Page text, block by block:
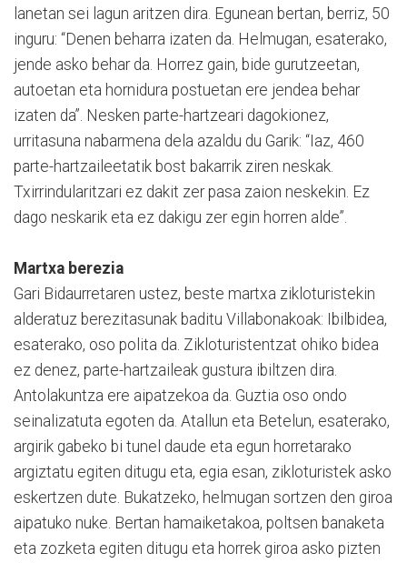
lanetan sei lagun aritzen dira. Egunean bertan, berriz, 50
inguru: “Denen beharra izaten da. Helmugan, esaterako,
jende asko behar da. Horrez gain, bide gurutzeetan,
autoetan eta hornidura postuetan ere jendea behar
izaten da”. Nesken parte-hartzeari dagokionez,
urritasuna nabarmena dela azaldu du Garik: “Iaz, 460
parte-hartzaileetatik bost bakarrik ziren neskak.
Txirrindularitzari ez dakit zer pasa zaion neskekin. Ez
dago neskarik eta ez dakigu zer egin horren alde”.
Martxa berezia
Gari Bidaurretaren ustez, beste martxa zikloturistekin
alderatuz berezitasunak baditu Villabonakoak: Ibilbidea,
esaterako, oso polita da. Zikloturistentzat ohiko bidea
ez denez, parte-hartzaileak gustura ibiltzen dira.
Antolakuntza ere aipatzekoa da. Guztia oso ondo
seinalizatuta egoten da. Atallun eta Betelun, esaterako,
argirik gabeko bi tunel daude eta egun horretarako
argiztatu egiten ditugu eta, egia esan, zikloturistek asko
eskertzen dute. Bukatzeko, helmugan sortzen den giroa
aipatuko nuke. Bertan hamaiketakoa, poltsen banaketa
eta zozketa egiten ditugu eta horrek giroa asko pizten